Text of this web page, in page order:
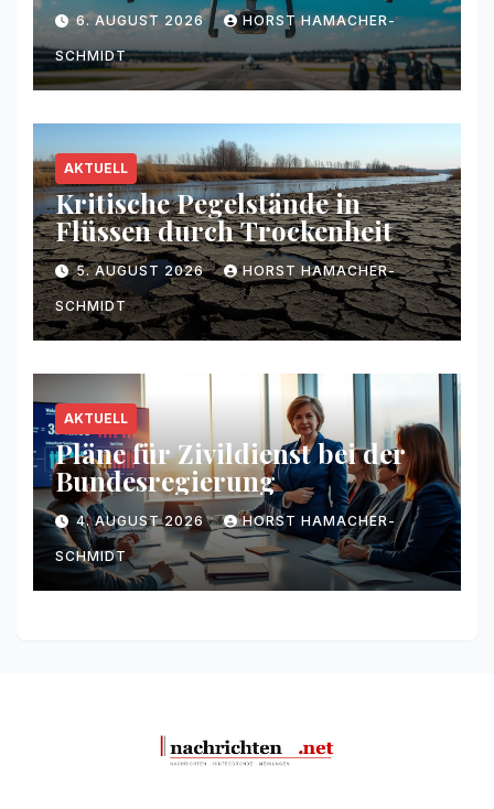
6. AUGUST 2026 HORST HAMACHER-
SCHMIDT
AKTUELL
Kritische Pegelstände in
Flüssen durch Trockenheit
5. AUGUST 2026 HORST HAMACHER-
SCHMIDT
AKTUELL
Pläne für Zivildienst bei der
Bundesregierung
4. AUGUST 2026 HORST HAMACHER-
SCHMIDT